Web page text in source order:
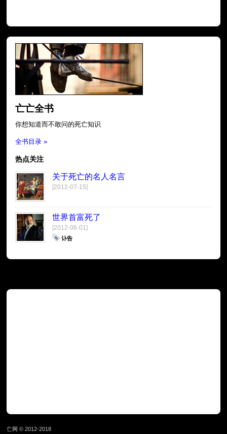
亡亡全书
你想知道而不敢问的死亡知识
全书目录 »
热点关注
关于死亡的名人名言
[2012-07-15]
世界首富死了
[2012-06-01]
讣告
亡网 © 2012-2018